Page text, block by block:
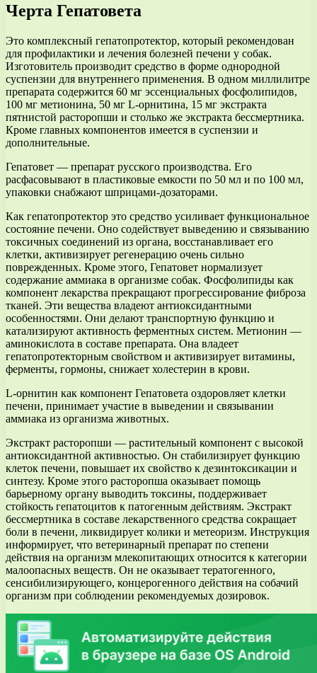
Черта Гепатовета
Это комплексный гепатопротектор, который рекомендован
для профилактики и лечения болезней печени у собак.
Изготовитель производит средство в форме однородной
суспензии для внутреннего применения. В одном миллилитре
препарата содержится 60 мг эссенциальных фосфолипидов,
100 мг метионина, 50 мг L-орнитина, 15 мг экстракта
пятнистой расторопши и столько же экстракта бессмертника.
Кроме главных компонентов имеется в суспензии и
дополнительные.
Гепатовет — препарат русского производства. Его
расфасовывают в пластиковые емкости по 50 мл и по 100 мл,
упаковки снабжают шприцами-дозаторами.
Как гепатопротектор это средство усиливает функциональное
состояние печени. Оно содействует выведению и связыванию
токсичных соединений из органа, восстанавливает его
клетки, активизирует регенерацию очень сильно
поврежденных. Кроме этого, Гепатовет нормализует
содержание аммиака в организме собак. Фосфолипиды как
компонент лекарства прекращают прогрессирование фиброза
тканей. Эти вещества владеют антиоксидантными
особенностями. Они делают транспортную функцию и
катализируют активность ферментных систем. Метионин —
аминокислота в составе препарата. Она владеет
гепатопротекторным свойством и активизирует витамины,
ферменты, гормоны, снижает холестерин в крови.
L-орнитин как компонент Гепатовета оздоровляет клетки
печени, принимает участие в выведении и связывании
аммиака из организма животных.
Экстракт расторопши — растительный компонент с высокой
антиоксидантной активностью. Он стабилизирует функцию
клеток печени, повышает их свойство к дезинтоксикации и
синтезу. Кроме этого расторопша оказывает помощь
барьерному органу выводить токсины, поддерживает
стойкость гепатоцитов к патогенным действиям. Экстракт
бессмертника в составе лекарственного средства сокращает
боли в печени, ликвидирует колики и метеоризм. Инструкция
информирует, что ветеринарный препарат по степени
действия на организм млекопитающих относится к категории
малоопасных веществ. Он не оказывает тератогенного,
сенсибилизирующего, концерогенного действия на собачий
организм при соблюдении рекомендуемых дозировок.